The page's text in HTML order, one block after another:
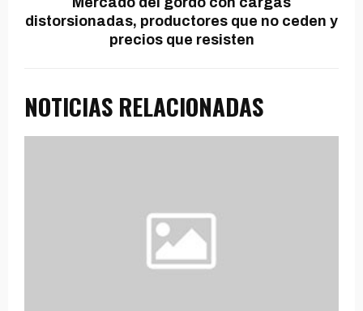
distorsionadas, productores que no ceden y
precios que resisten
NOTICIAS RELACIONADAS